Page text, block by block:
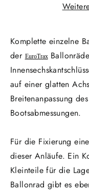
Komplette einzelne
der EuroTrax
auf einer glatten
Breitenanpassung
Bootsabmessungen.
Für die Fixierung
dieser Anläufe. Ein
Kleinteile für die
Ballonrad gibt es